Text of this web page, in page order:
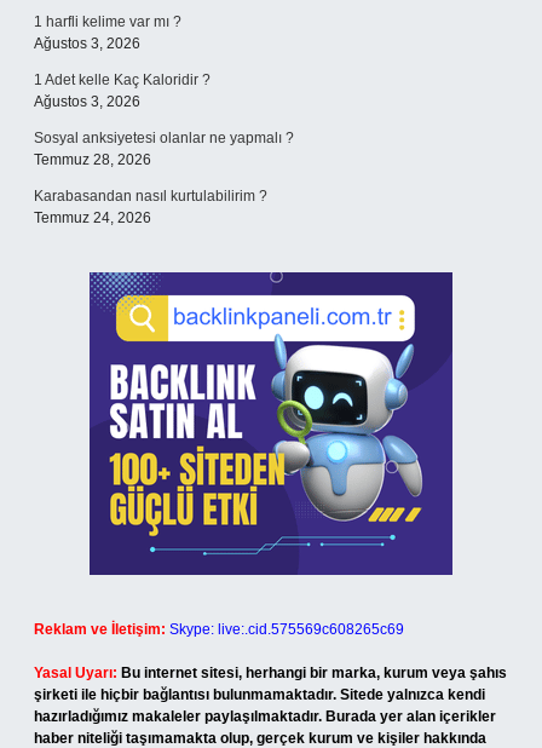
1 harfli kelime var mı ?
Ağustos 3, 2026
1 Adet kelle Kaç Kaloridir ?
Ağustos 3, 2026
Sosyal anksiyetesi olanlar ne yapmalı ?
Temmuz 28, 2026
Karabasandan nasıl kurtulabilirim ?
Temmuz 24, 2026
Reklam ve İletişim: Skype: live:.cid.575569c608265c69
Yasal Uyarı: Bu internet sitesi, herhangi bir marka, kurum veya şahıs
şirketi ile hiçbir bağlantısı bulunmamaktadır. Sitede yalnızca kendi
hazırladığımız makaleler paylaşılmaktadır. Burada yer alan içerikler
haber niteliği taşımamakta olup, gerçek kurum ve kişiler hakkında